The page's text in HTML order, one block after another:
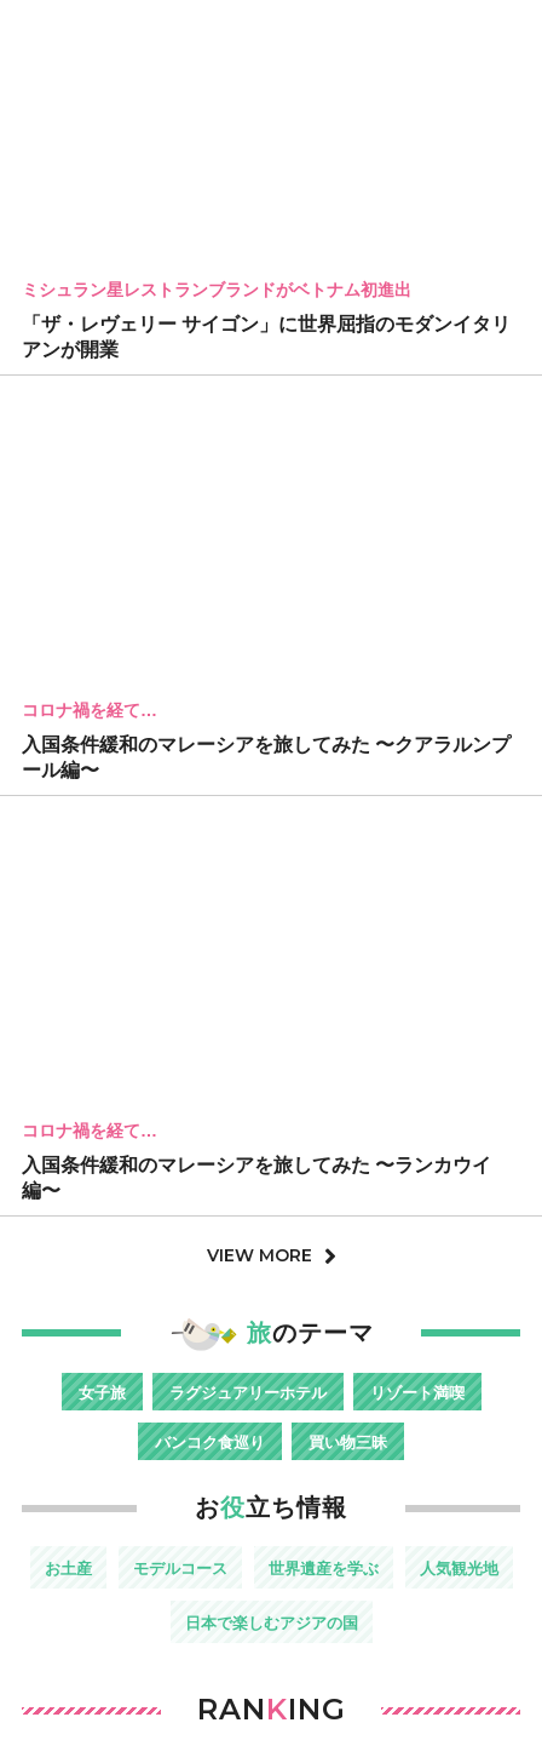
ミシュラン星レストランブランドがベトナム初進出
「ザ・レヴェリー サイゴン」に世界屈指のモダンイタリ
アンが開業
コロナ禍を経て…
入国条件緩和のマレーシアを旅してみた 〜クアラルンプ
ール編〜
コロナ禍を経て…
入国条件緩和のマレーシアを旅してみた 〜ランカウイ
編〜
VIEW MORE
旅のテーマ
女子旅 ラグジュアリーホテル リゾート満喫
バンコク食巡り 買い物三昧
お役立ち情報
お土産 モデルコース 世界遺産を学ぶ 人気観光地
日本で楽しむアジアの国
RANKING